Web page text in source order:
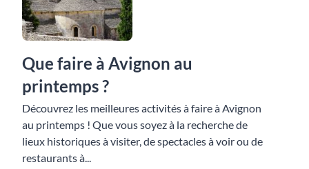
Que faire à Avignon au
printemps ?
Découvrez les meilleures activités à faire à Avignon
au printemps ! Que vous soyez à la recherche de
lieux historiques à visiter, de spectacles à voir ou de
restaurants à...